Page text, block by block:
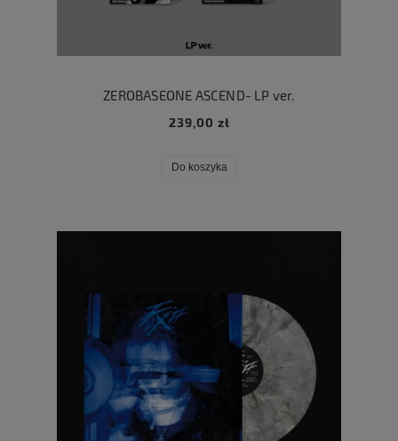
ZEROBASEONE ASCEND- LP ver.
239,00 zł
Do koszyka